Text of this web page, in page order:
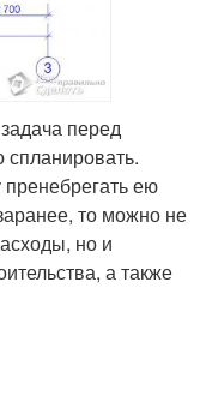
перед
спланировать.
ею
то можно не
но и
а также